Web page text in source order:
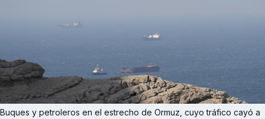
Buques y petroleros en el estrecho de Ormuz, cuyo tráfico cayó a